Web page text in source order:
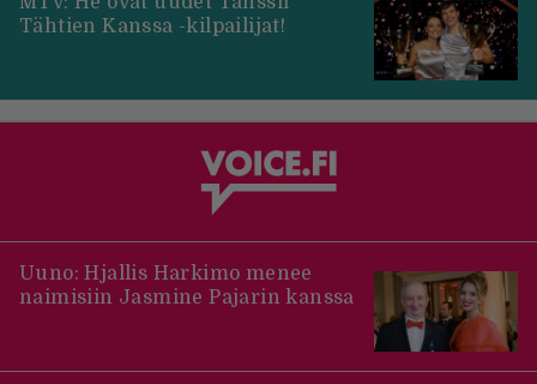
Tähtien Kanssa -kilpailijat!
Uuno: Hjallis Harkimo menee
naimisiin Jasmine Pajarin kanssa